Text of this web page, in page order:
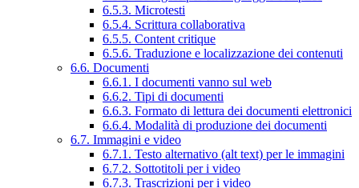
6.5.3. Microtesti
6.5.4. Scrittura collaborativa
6.5.5. Content critique
6.5.6. Traduzione e localizzazione dei contenuti
6.6. Documenti
6.6.1. I documenti vanno sul web
6.6.2. Tipi di documenti
6.6.3. Formato di lettura dei documenti elettronici
6.6.4. Modalità di produzione dei documenti
6.7. Immagini e video
6.7.1. Testo alternativo (alt text) per le immagini
6.7.2. Sottotitoli per i video
6.7.3. Trascrizioni per i video